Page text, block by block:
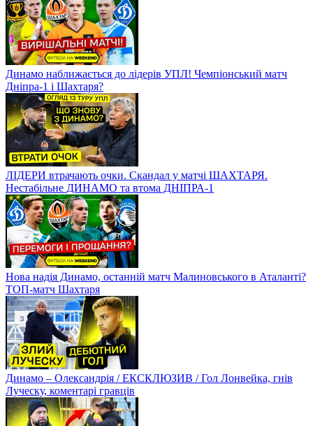
Динамо наближається до лідерів УПЛ! Чемпіонський матч
Дніпра-1 і Шахтаря?
ЛІДЕРИ втрачають очки. Скандал у матчі ШАХТАРЯ.
Нестабільне ДИНАМО та втома ДНІПРА-1
Нова надія Динамо, останній матч Малиновського в Аталанті?
ТОП-матч Шахтаря
Динамо – Олександрія / ЕКСКЛЮЗИВ / Гол Лонвейка, гнів
Луческу, коментарі гравців